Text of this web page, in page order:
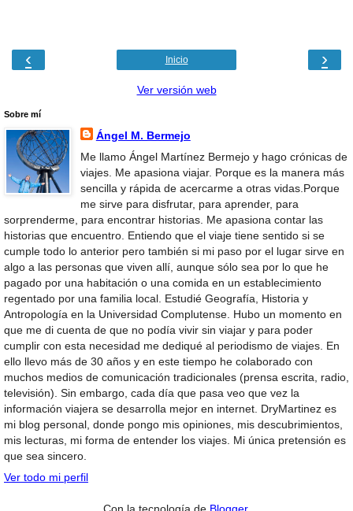
‹ ›
Inicio
Ver versión web
Sobre mí
Ángel M. Bermejo
Me llamo Ángel Martínez Bermejo y hago crónicas de
viajes. Me apasiona viajar. Porque es la manera más
sencilla y rápida de acercarme a otras vidas.Porque
me sirve para disfrutar, para aprender, para
sorprenderme, para encontrar historias. Me apasiona contar las
historias que encuentro. Entiendo que el viaje tiene sentido si se
cumple todo lo anterior pero también si mi paso por el lugar sirve en
algo a las personas que viven allí, aunque sólo sea por lo que he
pagado por una habitación o una comida en un establecimiento
regentado por una familia local. Estudié Geografía, Historia y
Antropología en la Universidad Complutense. Hubo un momento en
que me di cuenta de que no podía vivir sin viajar y para poder
cumplir con esta necesidad me dediqué al periodismo de viajes. En
ello llevo más de 30 años y en este tiempo he colaborado con
muchos medios de comunicación tradicionales (prensa escrita, radio,
televisión). Sin embargo, cada día que pasa veo que vez la
información viajera se desarrolla mejor en internet. DryMartinez es
mi blog personal, donde pongo mis opiniones, mis descubrimientos,
mis lecturas, mi forma de entender los viajes. Mi única pretensión es
que sea sincero.
Ver todo mi perfil